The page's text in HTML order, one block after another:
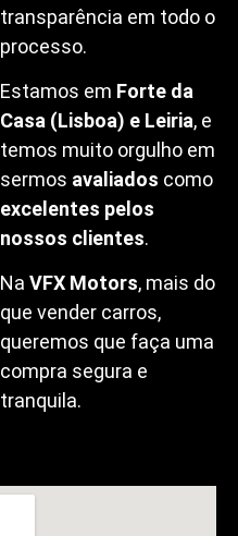
transparência em todo o
processo.
Estamos em Forte da
Casa (Lisboa) e Leiria, e
temos muito orgulho em
sermos avaliados como
excelentes pelos
nossos clientes.
NaVFX Motors, mais do
que vender carros,
queremos que faça uma
compra segura e
tranquila.